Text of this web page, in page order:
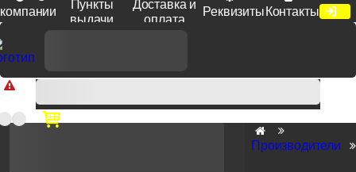
компании
Пункты
выдачи
Доставка и
оплата
Реквизиты Контакты
Доп. скидка от цен на сайте 7% при заказе от 50 тыс. руб
продукции Venezia, Fratelli, Tupai, Extreza, Melodia, Forme при
оплате по счету.
Производители